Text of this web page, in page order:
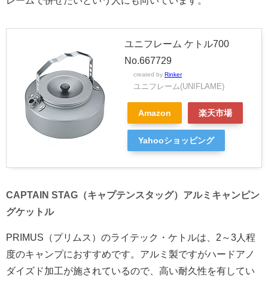
ユニフレーム ケトル700
No.667729
created by Rinker
ユニフレーム(UNIFLAME)
Amazon 楽天市場
Yahooショッピング
CAPTAIN STAG（キャプテンスタッグ）アルミキャンピン
グケットル
PRIMUS（プリムス）のライテック・ケトルは、2～3人程
度のキャンプにおすすめです。アルミ製ですがハードアノ
ダイズド加工が施されているので、高い耐久性を有してい